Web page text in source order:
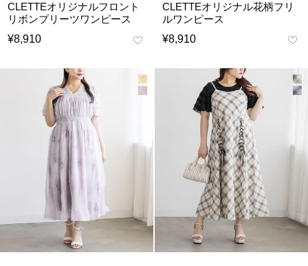
CLETTEオリジナルフロント
リボンプリーツワンピース
¥8,910
CLETTEオリジナル花柄フリ
ルワンピース
¥8,910